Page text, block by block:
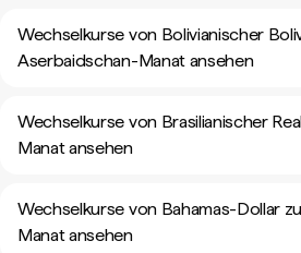
Wechselkurse von Bolivianischer
Aserbaidschan-Manat ansehen
Wechselkurse von Brasilianischer
Manat ansehen
Wechselkurse von Bahamas-Dollar
Manat ansehen